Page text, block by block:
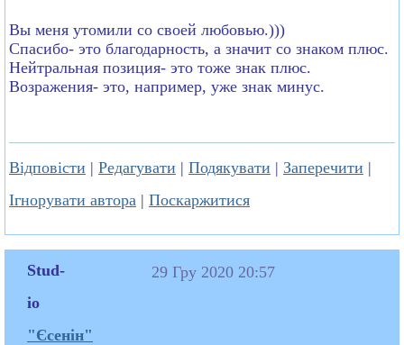
Вы меня утомили со своей любовью.)))
Спасибо- это благодарность, а значит со знаком плюс.
Нейтральная позиция- это тоже знак плюс.
Возражения- это, например, уже знак минус.
Відповісти | Редагувати | Подякувати | Заперечити |
Ігнорувати автора | Поскаржитися
Stud-
io
"Єсенін"
29 Гру 2020 20:57